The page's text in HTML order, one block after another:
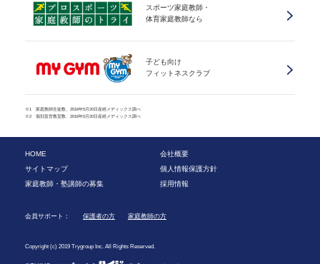
スポーツ家庭教師・
体育家庭教師なら
子ども向け
フィットネスクラブ
※1 家庭教師生徒数、2016年5月20日産經メディックス調べ
※2 個別直営教室数、2016年5月20日産經メディックス調べ
HOME
会社概要
サイトマップ
個人情報保護方針
家庭教師・塾講師の募集
採用情報
会員サポート： 保護者の方 家庭教師の方
Copyright (c) 2019 Trygroup Inc. All Rights Reserved.